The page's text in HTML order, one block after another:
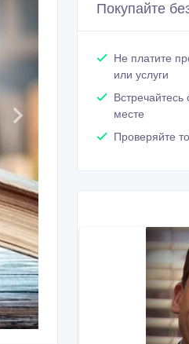
Покупайте
Не платите
или услуги
месте
Проверяйте